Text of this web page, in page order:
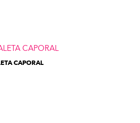
CAPORAL